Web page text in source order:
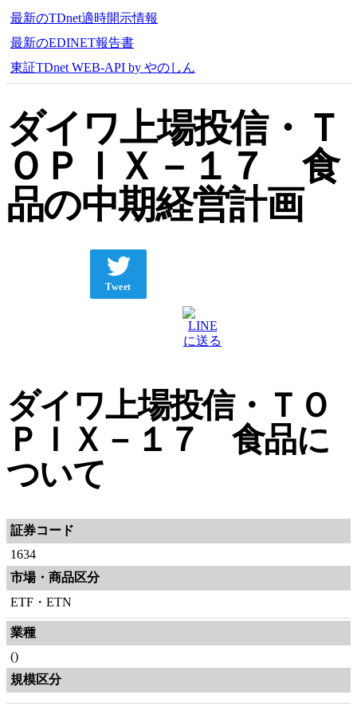
最新のTDnet適時開示情報
最新のEDINET報告書
東証TDnet WEB-API by やのしん
ダイワ上場投信・Ｔ
ＯＰＩＸ－１７ 食
品の中期経営計画
Tweet
ダイワ上場投信・ＴＯ
ＰＩＸ－１７ 食品に
ついて
証券コード
1634
市場・商品区分
ETF・ETN
業種
()
規模区分